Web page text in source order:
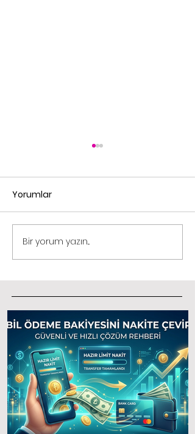
Operatör Bakiyesi
Çevirme
Yorumlar
Bir yorum yazın...